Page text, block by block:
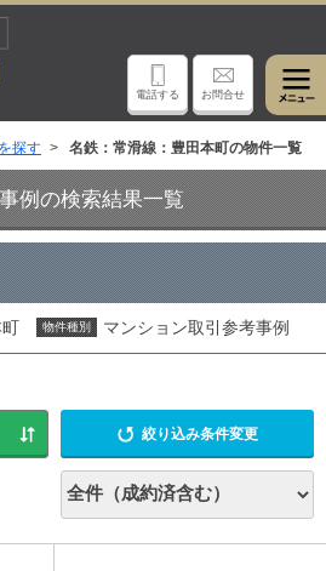
電話する お問合せ
探す 名鉄：常滑線：豊田本町の物件一覧
例の検索結果一覧
物件種別 マンション取引参考事例
絞り込み条件変更